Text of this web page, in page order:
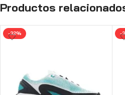
Productos
-32% -